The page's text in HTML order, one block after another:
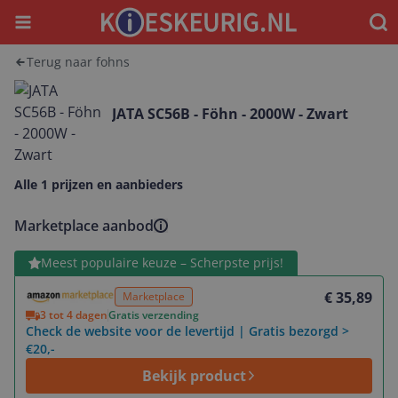
Menu
Terug naar fohns
JATA SC56B - Föhn - 2000W - Zwart
Alle 1 prijzen en aanbieders
Marketplace aanbod
Meest populaire keuze – Scherpste prijs!
Marketplace € 35,89
3 tot 4 dagenGratis verzending
Check de website voor de levertijd | Gratis bezorgd >
€20,-
Bekijk product
Bekijk product